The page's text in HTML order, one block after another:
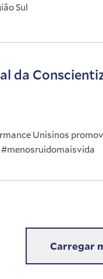
Sul
da
Unisinos
Carregar